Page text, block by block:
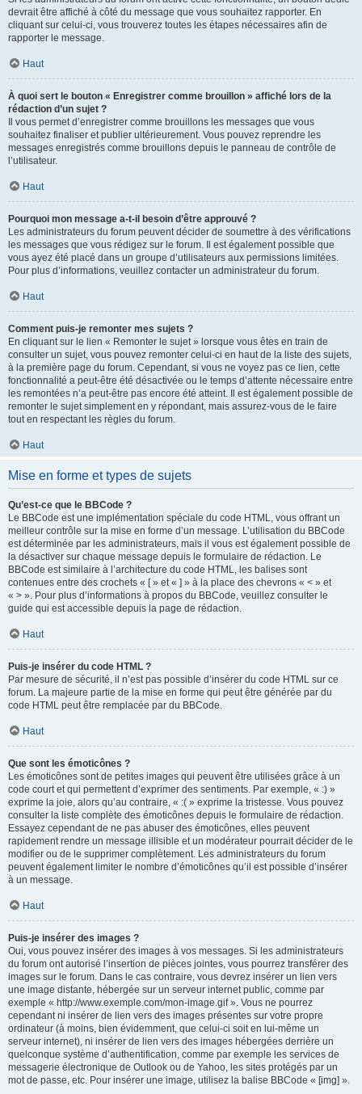
devrait être affiché à côté du message que vous souhaitez rapporter. En
cliquant sur celui-ci, vous trouverez toutes les étapes nécessaires afin de
rapporter le message.
Haut
À quoi sert le bouton « Enregistrer comme brouillon » affiché lors de la
rédaction d’un sujet ?
Il vous permet d’enregistrer comme brouillons les messages que vous
souhaitez finaliser et publier ultérieurement. Vous pouvez reprendre les
messages enregistrés comme brouillons depuis le panneau de contrôle de
l’utilisateur.
Haut
Pourquoi mon message a-t-il besoin d’être approuvé ?
Les administrateurs du forum peuvent décider de soumettre à des vérifications
les messages que vous rédigez sur le forum. Il est également possible que
vous ayez été placé dans un groupe d’utilisateurs aux permissions limitées.
Pour plus d’informations, veuillez contacter un administrateur du forum.
Haut
Comment puis-je remonter mes sujets ?
En cliquant sur le lien « Remonter le sujet » lorsque vous êtes en train de
consulter un sujet, vous pouvez remonter celui-ci en haut de la liste des sujets,
à la première page du forum. Cependant, si vous ne voyez pas ce lien, cette
fonctionnalité a peut-être été désactivée ou le temps d’attente nécessaire entre
les remontées n’a peut-être pas encore été atteint. Il est également possible de
remonter le sujet simplement en y répondant, mais assurez-vous de le faire
tout en respectant les règles du forum.
Haut
Mise en forme et types de sujets
Qu’est-ce que le BBCode ?
Le BBCode est une implémentation spéciale du code HTML, vous offrant un
meilleur contrôle sur la mise en forme d’un message. L’utilisation du BBCode
est déterminée par les administrateurs, mais il vous est également possible de
la désactiver sur chaque message depuis le formulaire de rédaction. Le
BBCode est similaire à l’architecture du code HTML, les balises sont
contenues entre des crochets « [ » et « ] » à la place des chevrons « < » et
« > ». Pour plus d’informations à propos du BBCode, veuillez consulter le
guide qui est accessible depuis la page de rédaction.
Haut
Puis-je insérer du code HTML ?
Par mesure de sécurité, il n’est pas possible d’insérer du code HTML sur ce
forum. La majeure partie de la mise en forme qui peut être générée par du
code HTML peut être remplacée par du BBCode.
Haut
Que sont les émoticônes ?
Les émoticônes sont de petites images qui peuvent être utilisées grâce à un
code court et qui permettent d’exprimer des sentiments. Par exemple, « :) »
exprime la joie, alors qu’au contraire, « :( » exprime la tristesse. Vous pouvez
consulter la liste complète des émoticônes depuis le formulaire de rédaction.
Essayez cependant de ne pas abuser des émoticônes, elles peuvent
rapidement rendre un message illisible et un modérateur pourrait décider de le
modifier ou de le supprimer complètement. Les administrateurs du forum
peuvent également limiter le nombre d’émoticônes qu’il est possible d’insérer
à un message.
Haut
Puis-je insérer des images ?
Oui, vous pouvez insérer des images à vos messages. Si les administrateurs
du forum ont autorisé l’insertion de pièces jointes, vous pourrez transférer des
images sur le forum. Dans le cas contraire, vous devrez insérer un lien vers
une image distante, hébergée sur un serveur internet public, comme par
exemple « http://www.exemple.com/mon-image.gif ». Vous ne pourrez
cependant ni insérer de lien vers des images présentes sur votre propre
ordinateur (à moins, bien évidemment, que celui-ci soit en lui-même un
serveur internet), ni insérer de lien vers des images hébergées derrière un
quelconque système d’authentification, comme par exemple les services de
messagerie électronique de Outlook ou de Yahoo, les sites protégés par un
mot de passe, etc. Pour insérer une image, utilisez la balise BBCode « [img] ».